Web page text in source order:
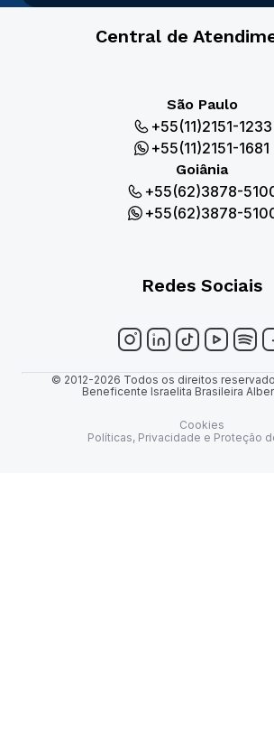
Central de
São Paulo
+55(11)2151-1233
+55(11)2151-1681
Goiânia
+55(62)3878-
+55(62)3878-
Redes Sociais
© 2012-2026 Todos os direitos
Beneficente Israelita Brasileira
Cookies
Políticas, Privacidade e Proteção